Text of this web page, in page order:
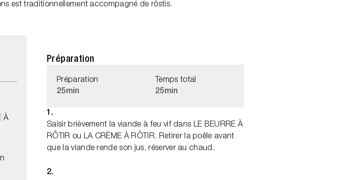
est traditionnellement accompagné de röstis.
À
Préparation
Préparation
25min
Temps total
25min
1.
Saisir brièvement la viande à feu vif dans LE BEURRE À
RÔTIR ou LA CRÈME À RÔTIR. Retirer la poêle avant
que la viande rende son jus, réserver au chaud.
2.